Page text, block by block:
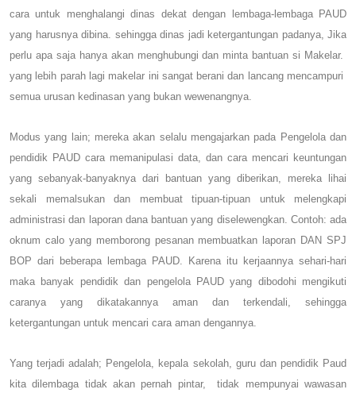
cara untuk menghalangi dinas dekat dengan lembaga-lembaga PAUD
yang harusnya dibina. sehingga dinas jadi ketergantungan padanya, Jika
perlu apa saja hanya akan menghubungi dan minta bantuan si Makelar.
yang lebih parah lagi makelar ini sangat berani dan lancang mencampuri
semua urusan kedinasan yang bukan wewenangnya.
Modus yang lain; mereka akan selalu mengajarkan pada Pengelola dan
pendidik PAUD cara memanipulasi data, dan cara mencari keuntungan
yang sebanyak-banyaknya dari bantuan yang diberikan, mereka lihai
sekali memalsukan dan membuat tipuan-tipuan untuk melengkapi
administrasi dan laporan dana bantuan yang diselewengkan. Contoh: ada
oknum calo yang memborong pesanan membuatkan laporan DAN SPJ
BOP dari beberapa lembaga PAUD. Karena itu kerjaannya sehari-hari
maka banyak pendidik dan pengelola PAUD yang dibodohi mengikuti
caranya yang dikatakannya aman dan terkendali, sehingga
ketergantungan untuk mencari cara aman dengannya.
Yang terjadi adalah; Pengelola, kepala sekolah, guru dan pendidik Paud
kita dilembaga tidak akan pernah pintar, tidak mempunyai wawasan